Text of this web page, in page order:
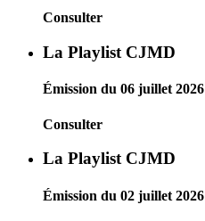
Consulter
La Playlist CJMD
Émission du 06 juillet 2026
Consulter
La Playlist CJMD
Émission du 02 juillet 2026